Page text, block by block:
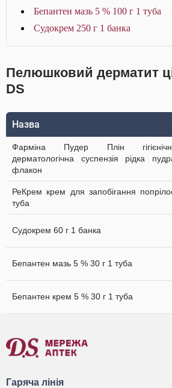
Бепантен мазь 5 % 100 г 1 туба
Судокрем 250 г 1 банка
Пелюшковий дерматит
DS
Назва
Фарміна Пудер Плін
дерматологічна суспензія рідка
флакон
РеКрем крем для запобігання
туба
Судокрем 60 г 1 банка
Бепантен мазь 5 % 30 г 1 туба
Бепантен крем 5 % 30 г 1 туба
Гаряча лінія